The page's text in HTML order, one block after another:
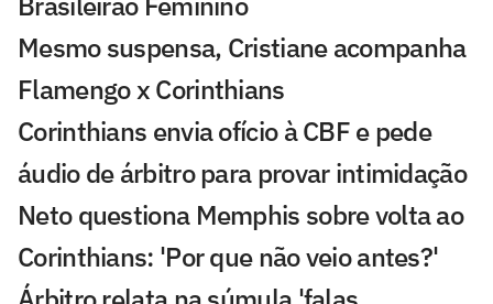
Mesmo suspensa, Cristiane acompanha
Flamengo x Corinthians
Corinthians envia ofício à CBF e pede
áudio de árbitro para provar intimidação
Neto questiona Memphis sobre volta ao
Corinthians: 'Por que não veio antes?'